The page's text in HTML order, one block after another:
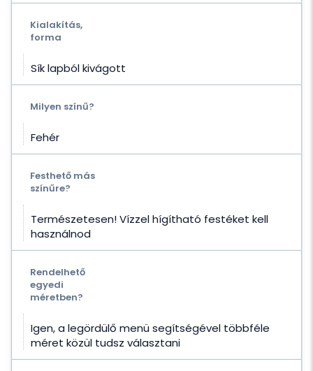
Kialakítás,
forma
Sík lapból kivágott
Milyen színű?
Fehér
Festhető más
színűre?
Természetesen! Vízzel hígítható festéket kell
használnod
Rendelhető
egyedi
méretben?
Igen, a legördülő menü segítségével többféle
méret közül tudsz választani